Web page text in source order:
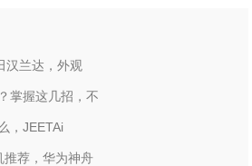
汉兰达，外观
掌握这几招，不
，JEETAi
推荐，华为神舟